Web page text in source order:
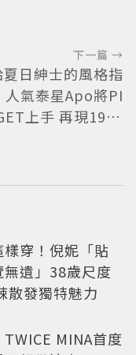
下一篇 →
夏日紳士的風格指
人氣泰星Apo將PI
上手 再現1970
穿！倪妮「貼
遺」38歲尺度
散發獨特魅力
MINA首度